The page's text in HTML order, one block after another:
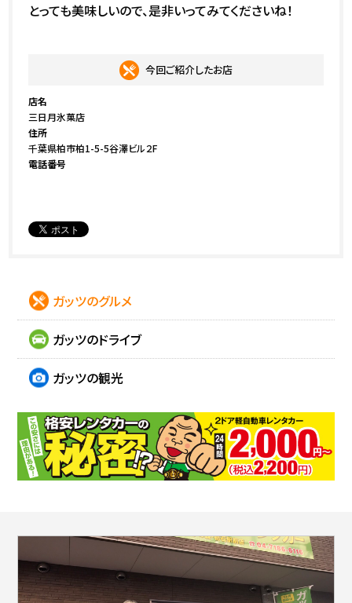
とっても美味しいので、是非いってみてくださいね！
今回ご紹介したお店
店名
三日月氷菓店
住所
千葉県柏市柏1-5-5谷澤ビル２F
電話番号
ガッツのグルメ
ガッツのドライブ
ガッツの観光